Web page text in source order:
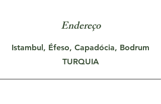
Endereço
Istambul, Éfeso, Capadócia, Bodrum
TURQUIA